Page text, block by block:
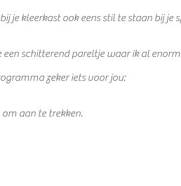
je kleerkast ook eens stil te staan bij
schitterend pareltje waar ik al
zeker iets voor jou:
aan te trekken.